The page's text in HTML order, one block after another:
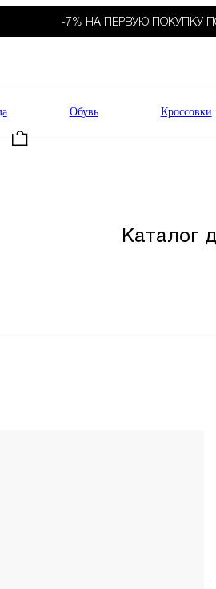
-7% НА ПЕРВУЮ ПОКУПКУ
Обувь Кроссовки
Каталог